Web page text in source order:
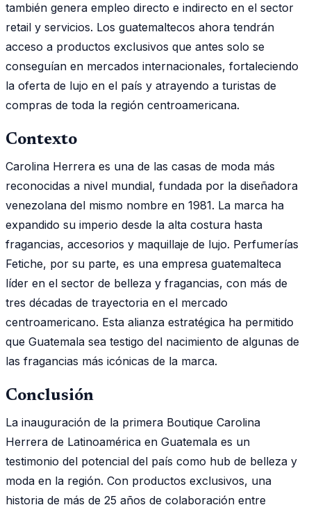
también genera empleo directo e indirecto en el sector
retail y servicios. Los guatemaltecos ahora tendrán
acceso a productos exclusivos que antes solo se
conseguían en mercados internacionales, fortaleciendo
la oferta de lujo en el país y atrayendo a turistas de
compras de toda la región centroamericana.
Contexto
Carolina Herrera es una de las casas de moda más
reconocidas a nivel mundial, fundada por la diseñadora
venezolana del mismo nombre en 1981. La marca ha
expandido su imperio desde la alta costura hasta
fragancias, accesorios y maquillaje de lujo. Perfumerías
Fetiche, por su parte, es una empresa guatemalteca
líder en el sector de belleza y fragancias, con más de
tres décadas de trayectoria en el mercado
centroamericano. Esta alianza estratégica ha permitido
que Guatemala sea testigo del nacimiento de algunas de
las fragancias más icónicas de la marca.
Conclusión
La inauguración de la primera Boutique Carolina
Herrera de Latinoamérica en Guatemala es un
testimonio del potencial del país como hub de belleza y
moda en la región. Con productos exclusivos, una
historia de más de 25 años de colaboración entre